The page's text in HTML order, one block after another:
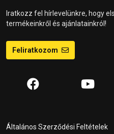
Iratkozz fel hírlevelünkre, hogy
termékeinkről és ajánlatainkról!
Feliratkozom
Általános Szerződési Feltételek